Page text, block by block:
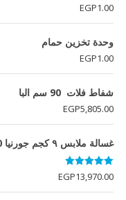
EGP1.00
وحدة تخزين حمام
EGP1.00
شفاط فلات 90 سم البا
EGP5,805.00
غسالة ملابس ٩ كجم جورنيا 60 سم
تم التقييم
5.00 من 5 EGP13,970.00